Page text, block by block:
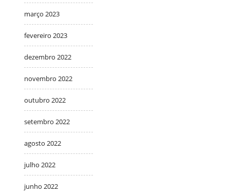
março 2023
fevereiro 2023
dezembro 2022
novembro 2022
outubro 2022
setembro 2022
agosto 2022
julho 2022
junho 2022